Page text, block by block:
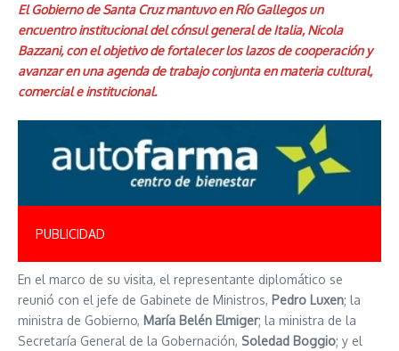
El Gobierno de Santa Cruz mantuvo en Río Gallegos un
encuentro institucional del cónsul general de Italia, Nicola
Bazzani, con el objetivo de fortalecer los lazos de cooperación y
avanzar en una agenda de trabajo conjunta en materia cultural,
comercial e institucional.
PUBLICIDAD
En el marco de su visita, el representante diplomático se
reunió con el jefe de Gabinete de Ministros, Pedro Luxen; la
ministra de Gobierno, María Belén Elmiger; la ministra de la
Secretaría General de la Gobernación, Soledad Boggio; y el